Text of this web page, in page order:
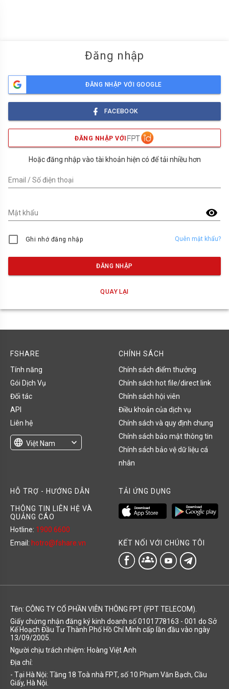
Đăng nhập
ĐĂNG NHẬP VỚI GOOGLE
FACEBOOK
ĐĂNG NHẬP VỚI
Hoặc đăng nhập vào tài khoản hiện có để tải nhiều hơn
Email / Số điện thoại
visibility
Mật khẩu
Ghi nhớ đăng nhập Quên mật khẩu?
ĐĂNG NHẬP
QUAY LẠI
FSHARE
Tính năng
Gói Dịch Vụ
Đối tác
API
Liên hệ
language Việt Nam
expand_more
CHÍNH SÁCH
Chính sách điểm thưởng
Chính sách hot file/direct link
Chính sách hội viên
Điều khoản của dịch vụ
Chính sách và quy định chung
Chính sách bảo mật thông tin
Chính sách bảo vệ dữ liệu cá
nhân
HỖ TRỢ - HƯỚNG DẪN
THÔNG TIN LIÊN HỆ VÀ
QUẢNG CÁO
Hotline: 1900 6600
Email: hotro@fshare.vn
TẢI ỨNG DỤNG
KẾT NỐI VỚI CHÚNG TÔI
groups
Tên: CÔNG TY CỔ PHẦN VIỄN THÔNG FPT (FPT TELECOM).
Giấy chứng nhận đăng ký kinh doanh số 0101778163 - 001 do Sở
Kế Hoạch Đầu Tư Thành Phố Hồ Chí Minh cấp lần đầu vào ngày
13/09/2005.
Người chịu trách nhiệm: Hoàng Việt Anh
Địa chỉ:
- Tại Hà Nội: Tầng 18 Toà nhà FPT, số 10 Phạm Văn Bạch, Cầu
Giấy, Hà Nội.